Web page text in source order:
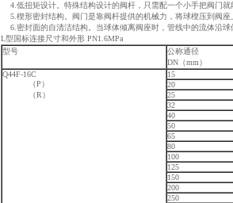
4.低扭矩设计。特殊结构设计的阀杆，只需配一个小手把阀门就
5.楔形密封结构。阀门是靠阀杆提供的机械力，将球楔压到阀座
6.密封面的自清洁结构。当球体倾离阀座时，管线中的流体沿球
L型国标连接尺寸和外形 PN1.6MPa
型号
公称通径
DN（mm）
Q44F-16C
（P）
（R）
15
20
25
32
40
50
65
80
100
125
150
200
250